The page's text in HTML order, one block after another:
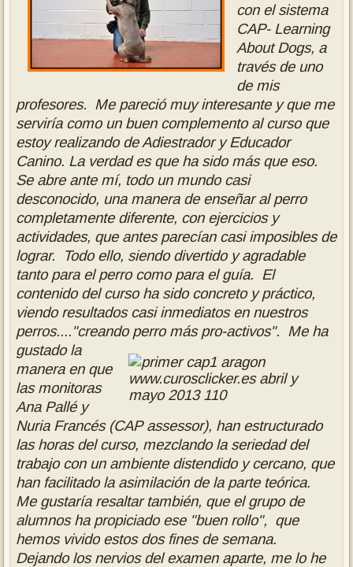
con el sistema
CAP- Learning
About Dogs, a
través de uno
de mis
profesores. Me pareció muy interesante y que me
serviría como un buen complemento al curso que
estoy realizando de Adiestrador y Educador
Canino. La verdad es que ha sido más que eso.
Se abre ante mí, todo un mundo casi
desconocido, una manera de enseñar al perro
completamente diferente, con ejercicios y
actividades, que antes parecían casi imposibles de
lograr. Todo ello, siendo divertido y agradable
tanto para el perro como para el guía. El
contenido del curso ha sido concreto y práctico,
viendo resultados casi inmediatos en nuestros
perros...."creando perro más pro-activos". Me ha
gustado la
manera en que
las monitoras
Ana Pallé y
Nuria Francés (CAP assessor), han estructurado
las horas del curso, mezclando la seriedad del
trabajo con un ambiente distendido y cercano, que
han facilitado la asimilación de la parte teórica.
Me gustaría resaltartambién, que el grupo de
alumnos ha propiciado ese "buen rollo", que
hemos vivido estos dos fines de semana.
Dejando los nervios del examen aparte, me lo he